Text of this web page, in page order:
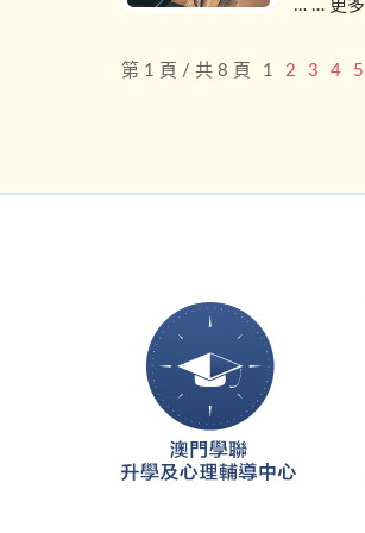
… … 更多
第 1 頁 / 共 8 頁 1 2 3 4 5